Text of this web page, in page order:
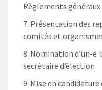
Règlements généraux
Présentation des
comités et
Nomination d’un-e
secrétaire d’élection
Mise en